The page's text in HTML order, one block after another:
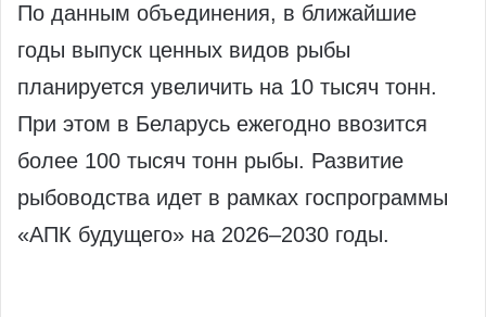
По данным объединения, в ближайшие
годы выпуск ценных видов рыбы
планируется увеличить на 10 тысяч тонн.
При этом в Беларусь ежегодно ввозится
более 100 тысяч тонн рыбы. Развитие
рыбоводства идет в рамках госпрограммы
«АПК будущего» на 2026–2030 годы.